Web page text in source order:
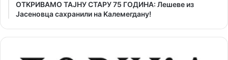
ОТKРИВАМО ТАЈНУ СТАРУ 75 ГОДИНА: Лешеве из
Јасеновца сахранили на Kалемегдану!